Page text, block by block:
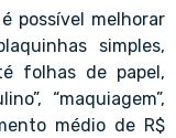
possível melhorar
simples,
folhas de papel,
“maquiagem”,
médio de R$